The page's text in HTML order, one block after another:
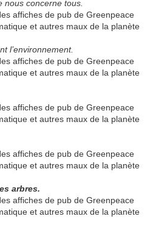
nous concerne tous.
l’environnement.
arbres.